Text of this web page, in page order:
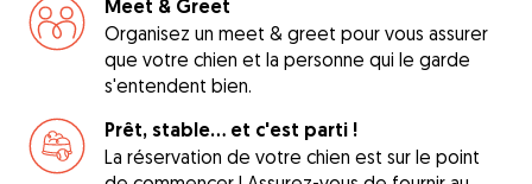
Meet & Greet
Organisez un meet & greet pour vous assurer
que votre chien et la personne qui le garde
s'entendent bien.
Prêt, stable... et c'est parti !
La réservation de votre chien est sur le point